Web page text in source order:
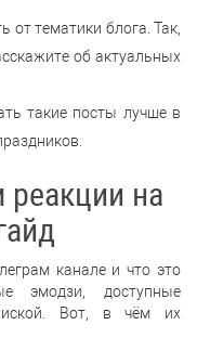
от тематики блога. Так,
об актуальных
такие посты лучше в
реакции на
канале и что это
эмодзи, доступные
Вот, в чём их